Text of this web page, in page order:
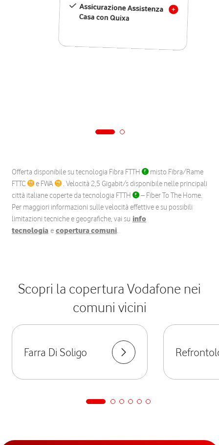
Assicurazione Assistenza
Casa con Quixa
Offerta disponibile su tecnologia Fibra FTTH
misto Fibra/Rame
FTTC
e FWA
. Velocità 2,5 Gigabit/s disponibile nelle principali
città italiane coperte da tecnologia FTTH
– Fiber To The Home.
Per maggiori informazioni sulle velocità effettive e su possibili
limitazioni tecniche e geografiche, vai su info
tecnologia e copertura comuni.
Scopri la copertura Vodafone nei
comuni vicini
Farra Di Soligo